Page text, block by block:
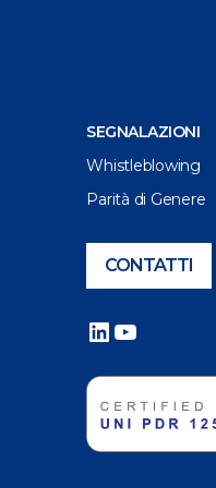
SEGNALAZIONI
Whistleblowing
Parità di Genere
CONTATTI
LinkedIn
YouTube